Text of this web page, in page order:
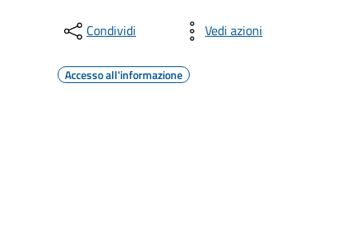
Condividi Vedi azioni
Accesso all'informazione